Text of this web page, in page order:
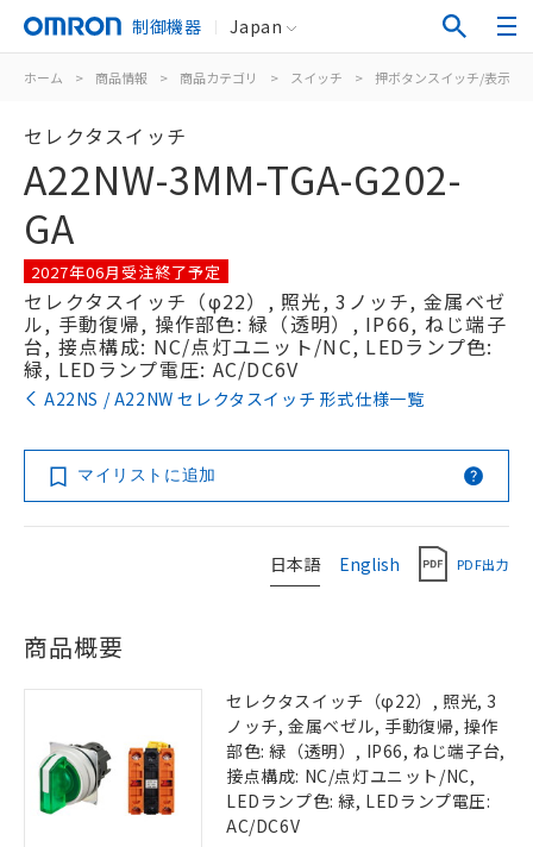
制御機器 Japan
ホーム > 商品情報 > 商品カテゴリ > スイッチ > 押ボタンスイッチ/表示灯
セレクタスイッチ
A22NW-3MM-TGA-G202-
GA
2027年06月受注終了予定
セレクタスイッチ（φ22）, 照光, 3ノッチ, 金属ベゼ
ル, 手動復帰, 操作部色: 緑（透明）, IP66, ねじ端子
台, 接点構成: NC/点灯ユニット/NC, LEDランプ色:
緑, LEDランプ電圧: AC/DC6V
A22NS / A22NW セレクタスイッチ 形式仕様一覧
マイリストに追加
日本語 English PDF出力
商品概要
セレクタスイッチ（φ22）, 照光, 3
ノッチ, 金属ベゼル, 手動復帰, 操作
部色: 緑（透明）, IP66, ねじ端子台,
接点構成: NC/点灯ユニット/NC,
LEDランプ色: 緑, LEDランプ電圧:
AC/DC6V